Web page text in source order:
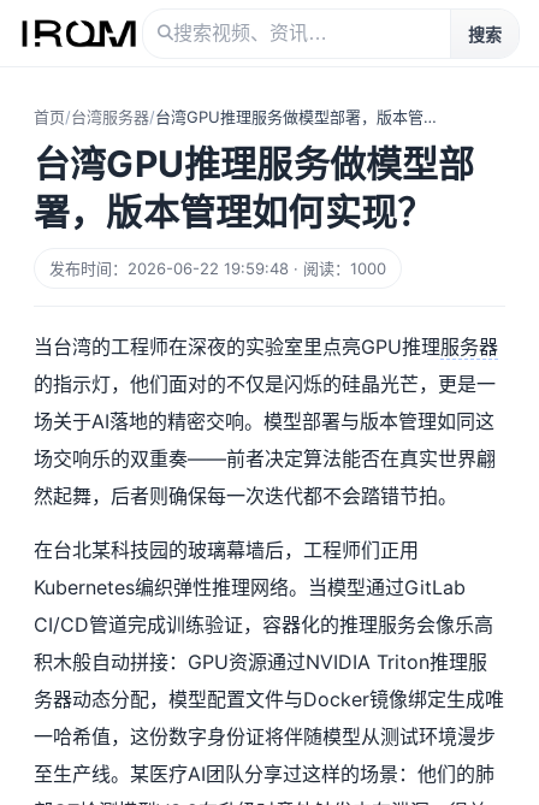
搜索
首页/台湾服务器/ 台湾GPU推理服务做模型部署，版本管理如何实现？
台湾GPU推理服务做模型部
署，版本管理如何实现？
发布时间：2026-06-22 19:59:48 · 阅读：1000
当台湾的工程师在深夜的实验室里点亮GPU推理服务器
的指示灯，他们面对的不仅是闪烁的硅晶光芒，更是一
场关于AI落地的精密交响。模型部署与版本管理如同这
场交响乐的双重奏——前者决定算法能否在真实世界翩
然起舞，后者则确保每一次迭代都不会踏错节拍。
在台北某科技园的玻璃幕墙后，工程师们正用
Kubernetes编织弹性推理网络。当模型通过GitLab
CI/CD管道完成训练验证，容器化的推理服务会像乐高
积木般自动拼接：GPU资源通过NVIDIA Triton推理服
务器动态分配，模型配置文件与Docker镜像绑定生成唯
一哈希值，这份数字身份证将伴随模型从测试环境漫步
至生产线。某医疗AI团队分享过这样的场景：他们的肺